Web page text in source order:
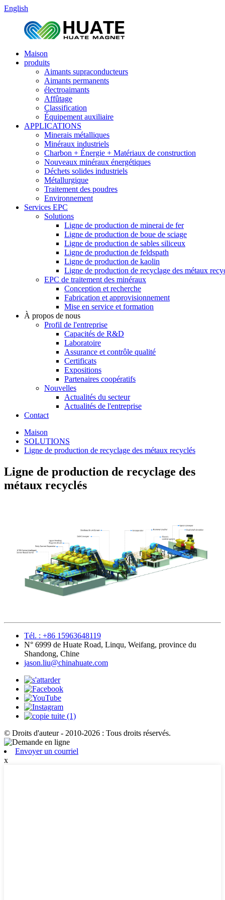
English
Maison
produits
Aimants supraconducteurs
Aimants permanents
électroaimants
Affûtage
Classification
Équipement auxiliaire
APPLICATIONS
Minerais métalliques
Minéraux industriels
Charbon + Énergie + Matériaux de construction
Nouveaux minéraux énergétiques
Déchets solides industriels
Métallurgique
Traitement des poudres
Environnement
Services EPC
Solutions
Ligne de production de minerai de fer
Ligne de production de boue de sciage
Ligne de production de sables siliceux
Ligne de production de feldspath
Ligne de production de kaolin
Ligne de production de recyclage des métaux
EPC de traitement des minéraux
Conception et recherche
Fabrication et approvisionnement
Mise en service et formation
À propos de nous
Profil de l'entreprise
Capacités de R&D
Laboratoire
Assurance et contrôle qualité
Certificats
Expositions
Partenaires coopératifs
Nouvelles
Actualités du secteur
Actualités de l'entreprise
Contact
Maison
SOLUTIONS
Ligne de production de recyclage des métaux recyclés
Ligne de production de recyclage des
métaux recyclés
Tél. : +86 15963648119
N° 6999 de Huate Road, Linqu, Weifang, province du
Shandong, Chine
jason.liu@chinahuate.com
© Droits d'auteur - 2010-2026 : Tous droits réservés.
Envoyer un courriel
x